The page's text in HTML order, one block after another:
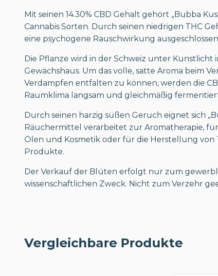
Mit seinen 14.30% CBD Gehalt gehört „Bubba
Cannabis Sorten. Durch seinen niedrigen THC
eine psychogene Rauschwirkung
Die Pflanze wird in der Schweiz unter Kunstlicht
Gewächshaus. Um das volle, satte Aroma beim
Verdampfen entfalten zu können, werden die
Raumklima langsam und gleichmäßig
Durch seinen harzig süßen Geruch eignet sich
Räuchermittel verarbeitet zur Aromatherapie,
Ölen und Kosmetik oder für die Herstellung von
Produkte.
Der Verkauf der Blüten erfolgt nur zum
wissenschaftlichen Zweck. Nicht zum Verzehr
Vergleichbare Produkte